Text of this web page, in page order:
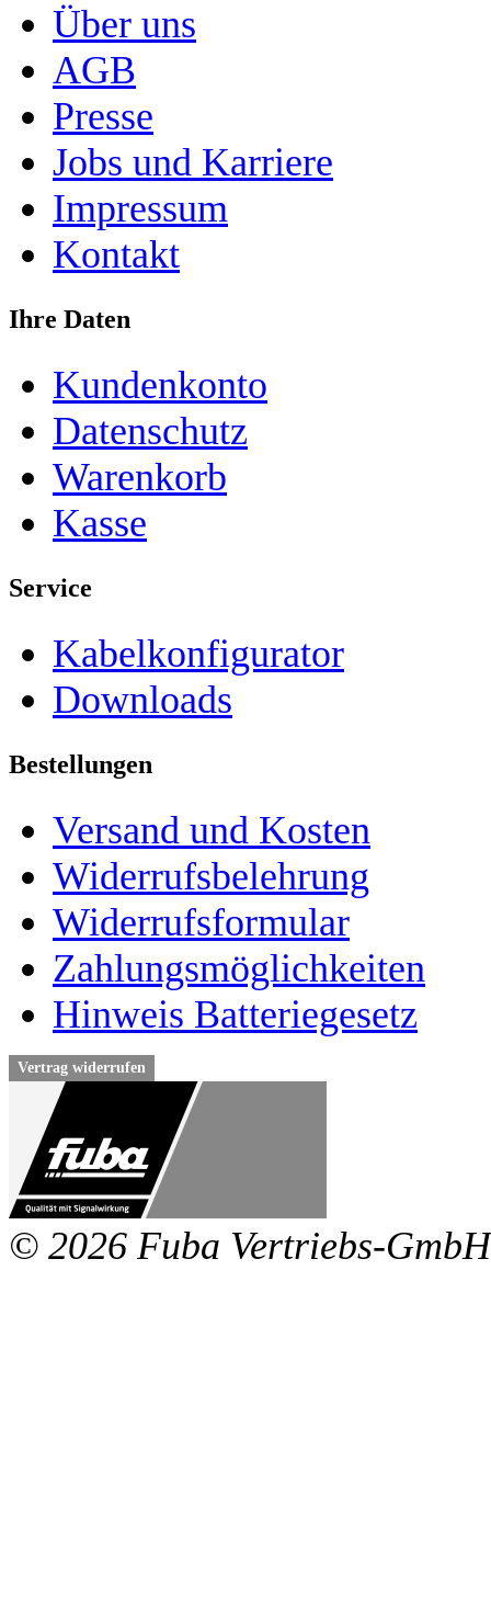
Über uns
AGB
Presse
Jobs und Karriere
Impressum
Kontakt
Ihre Daten
Kundenkonto
Datenschutz
Warenkorb
Kasse
Service
Kabelkonfigurator
Downloads
Bestellungen
Versand und Kosten
Widerrufsbelehrung
Widerrufsformular
Zahlungsmöglichkeiten
Hinweis Batteriegesetz
Vertrag widerrufen
© 2026 Fuba Vertriebs-GmbH